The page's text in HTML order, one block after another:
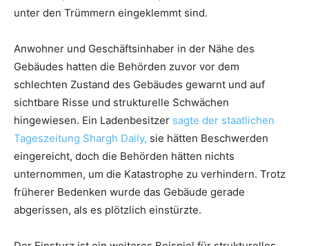
unter den Trümmern eingeklemmt sind.
Anwohner und Geschäftsinhaber in der Nähe des
Gebäudes hatten die Behörden zuvor vor dem
schlechten Zustand des Gebäudes gewarnt und auf
sichtbare Risse und strukturelle Schwächen
hingewiesen. Ein Ladenbesitzer sagte der staatlichen
Tageszeitung Shargh Daily, sie hätten Beschwerden
eingereicht, doch die Behörden hätten nichts
unternommen, um die Katastrophe zu verhindern. Trotz
früherer Bedenken wurde das Gebäude gerade
abgerissen, als es plötzlich einstürzte.